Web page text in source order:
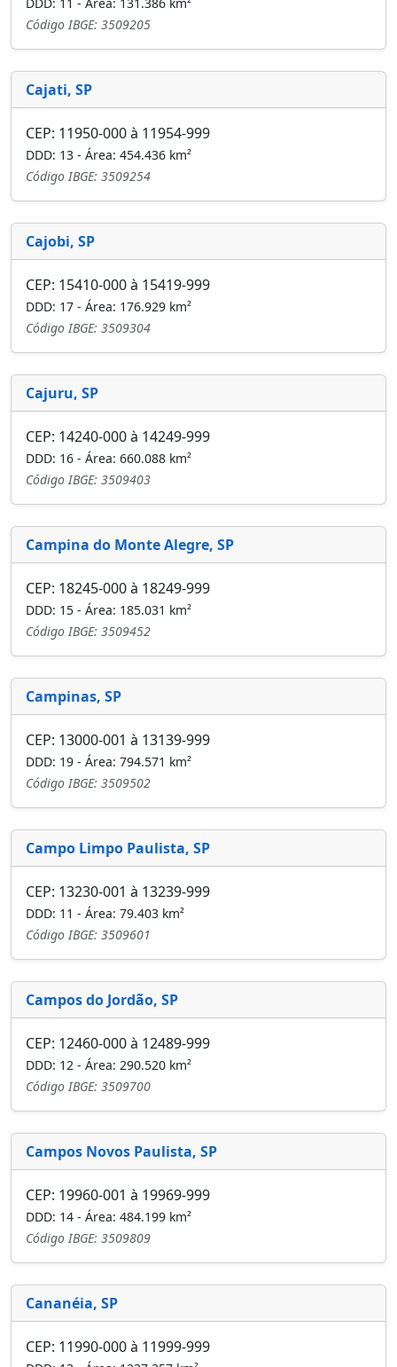
Código IBGE: 3509205
Cajati, SP
CEP: 11950-000 à 11954-999
DDD: 13 - Área: 454.436 km²
Código IBGE: 3509254
Cajobi, SP
CEP: 15410-000 à 15419-999
DDD: 17 - Área: 176.929 km²
Código IBGE: 3509304
Cajuru, SP
CEP: 14240-000 à 14249-999
DDD: 16 - Área: 660.088 km²
Código IBGE: 3509403
Campina do Monte Alegre, SP
CEP: 18245-000 à 18249-999
DDD: 15 - Área: 185.031 km²
Código IBGE: 3509452
Campinas, SP
CEP: 13000-001 à 13139-999
DDD: 19 - Área: 794.571 km²
Código IBGE: 3509502
Campo Limpo Paulista, SP
CEP: 13230-001 à 13239-999
DDD: 11 - Área: 79.403 km²
Código IBGE: 3509601
Campos do Jordão, SP
CEP: 12460-000 à 12489-999
DDD: 12 - Área: 290.520 km²
Código IBGE: 3509700
Campos Novos Paulista, SP
CEP: 19960-001 à 19969-999
DDD: 14 - Área: 484.199 km²
Código IBGE: 3509809
Cananéia, SP
CEP: 11990-000 à 11999-999